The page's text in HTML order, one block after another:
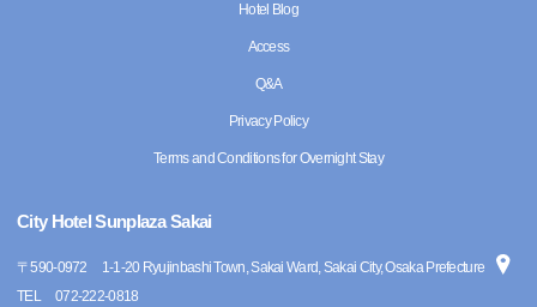
Hotel Blog
Access
Q&A
Privacy Policy
Terms and Conditions for Overnight Stay
City Hotel Sunplaza Sakai
〒590-0972
1-1-20 Ryujinbashi Town, Sakai Ward, Sakai City, Osaka Prefecture
TEL
072-222-0818